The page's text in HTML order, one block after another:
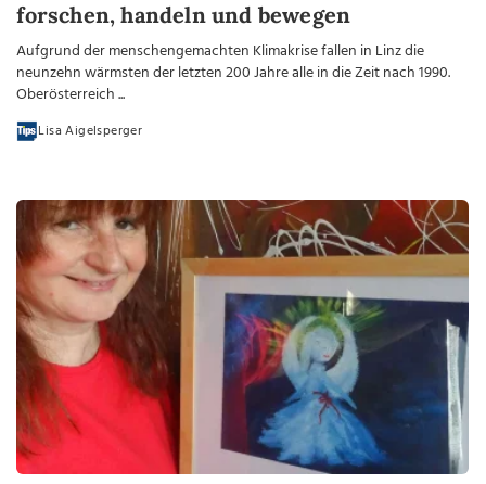
forschen, handeln und bewegen
Aufgrund der menschengemachten Klimakrise fallen in Linz die
neunzehn wärmsten der letzten 200 Jahre alle in die Zeit nach 1990.
Oberösterreich ...
Lisa Aigelsperger